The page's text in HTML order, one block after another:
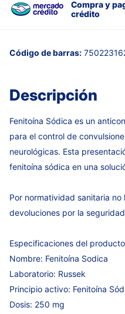
Compra y
crédito
Código de barras:
Descripción
Fenitoína Sódica es un
para el control de
neurológicas. Esta
fenitoína sódica en una
Por normatividad sanitaria no
devoluciones por la
Especificaciones del
Nombre: Fenitoína Sodica
Laboratorio: Russek
Principio activo: Fenitoína
Dosis: 250 mg